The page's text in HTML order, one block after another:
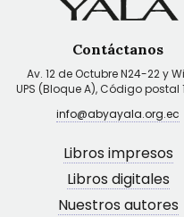
Contáctanos
Av. 12 de Octubre N24-22 y
UPS (Bloque A), Código postal
info@abyayala.org.ec
Libros impresos
Libros digitales
Nuestros autores